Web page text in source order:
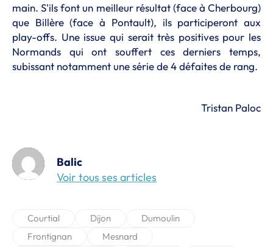
main. S'ils font un meilleur résultat (face à Cherbourg)
que Billère (face à Pontault), ils participeront aux
play-offs. Une issue qui serait très positives pour les
Normands qui ont souffert ces derniers temps,
subissant notamment une série de 4 défaites de rang.
Tristan Paloc
Balic
Voir tous ses articles
Courtial Dijon
Dumoulin
Frontignan
Mesnard